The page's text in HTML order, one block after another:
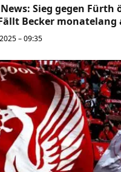
Sieg gegen Fürth
Becker monatelang
– 09:35